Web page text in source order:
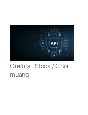
Credits: iStock / Chor
muang